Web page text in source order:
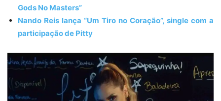
Gods No Masters”
Nando Reis lança “Um Tiro no Coração”, single com a
participação de Pitty